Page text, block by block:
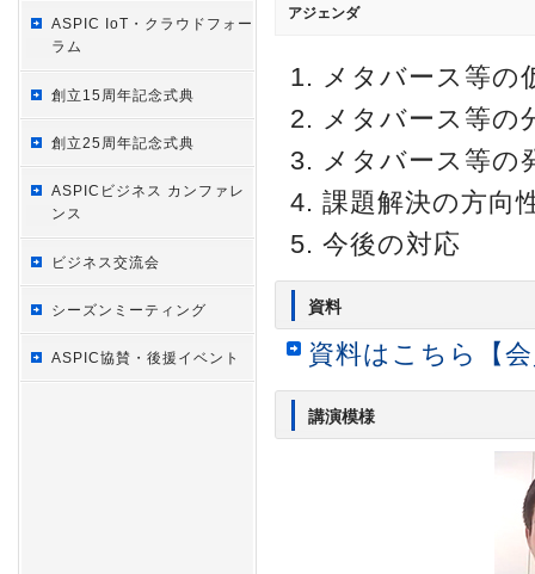
ASPIC IoT・クラウドフォー
ラム
創立15周年記念式典
創立25周年記念式典
ASPICビジネス カンファレ
ンス
ビジネス交流会
シーズンミーティング
ASPIC協賛・後援イベント
アジェンダ
メタバース等の
メタバース等の
メタバース等の
課題解決の方向
今後の対応
資料
資料はこちら【
講演模様